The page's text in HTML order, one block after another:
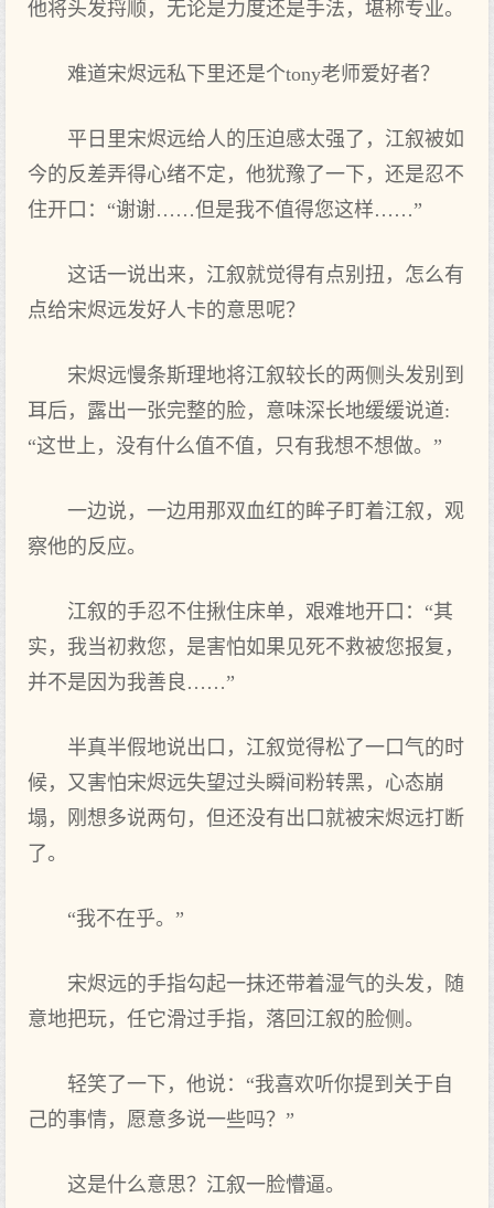
他将头发捋顺，无论是力度还是手法，堪称专业。
难道宋烬远私下里还是个tony老师爱好者？
平日里宋烬远给人的压迫感太强了，江叙被如
今的反差弄得心绪不定，他犹豫了一下，还是忍不
住开口：“谢谢……但是我不值得您这样……”
这话一说出来，江叙就觉得有点别扭，怎么有
点给宋烬远发好人卡的意思呢？
宋烬远慢条斯理地将江叙较长的两侧头发别到
耳后，露出一张完整的脸，意味深长地缓缓说道:
“这世上，没有什么值不值，只有我想不想做。”
一边说，一边用那双血红的眸子盯着江叙，观
察他的反应。
江叙的手忍不住揪住床单，艰难地开口：“其
实，我当初救您，是害怕如果见死不救被您报复，
并不是因为我善良……”
半真半假地说出口，江叙觉得松了一口气的时
候，又害怕宋烬远失望过头瞬间粉转黑，心态崩
塌，刚想多说两句，但还没有出口就被宋烬远打断
了。
“我不在乎。”
宋烬远的手指勾起一抹还带着湿气的头发，随
意地把玩，任它滑过手指，落回江叙的脸侧。
轻笑了一下，他说：“我喜欢听你提到关于自
己的事情，愿意多说一些吗？”
这是什么意思？江叙一脸懵逼。